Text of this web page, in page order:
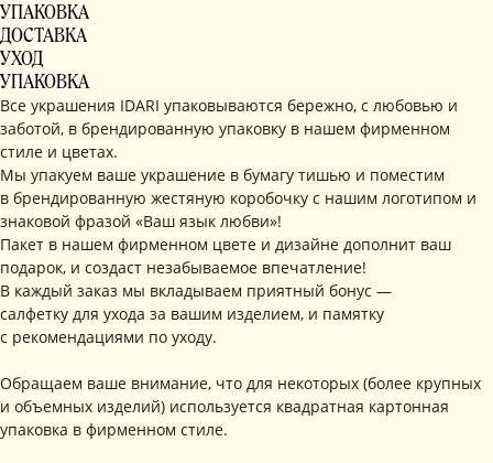
УПАКОВКА
ДОСТАВКА
УХОД
УПАКОВКА
Все украшения IDARI упаковываются бережно, с любовью и
заботой, в брендированную упаковку в нашем фирменном
стиле и цветах.
Мы упакуем ваше украшение в бумагу тишью и поместим
в брендированную жестяную коробочку с нашим логотипом и
знаковой фразой «Ваш язык любви»!
Пакет в нашем фирменном цвете и дизайне дополнит ваш
подарок, и создаст незабываемое впечатление!
В каждый заказ мы вкладываем приятный бонус —
салфетку для ухода за вашим изделием, и памятку
с рекомендациями по уходу.
Обращаем ваше внимание, что для некоторых (более крупных
и объемных изделий) используется квадратная картонная
упаковка в фирменном стиле.